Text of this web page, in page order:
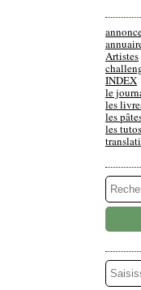
Artistes
INDEX
le
les
les
les tutos